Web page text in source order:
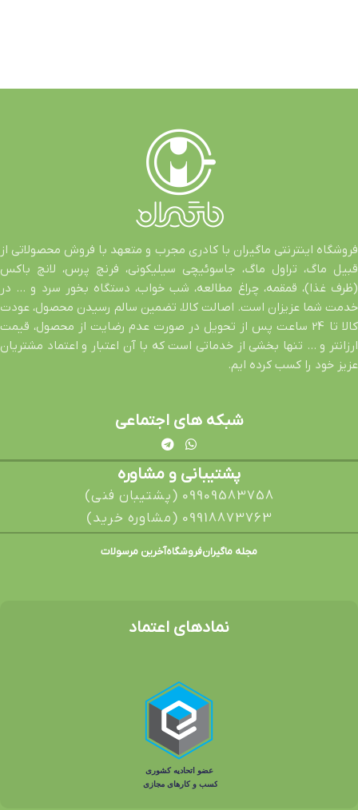
فروشگاه اینترنتی ماگیران با کادری مجرب و متعهد با فروش محصولاتی از
قبیل ماگ، تراول ماگ، جاسوئیچی سیلیکونی، فرنچ پرس، لانچ باکس
(ظرف غذا)، قمقمه، چراغ مطالعه، شب خواب، دستگاه بخور سرد و … در
خدمت شما عزیزان است. اصالت کالا، تضمین سالم رسیدن محصول، عودت
کالا تا 24 ساعت پس از تحویل در صورت عدم رضایت از محصول، قیمت
ارزانتر و … تنها بخشی از خدماتی است که با آن اعتبار و اعتماد مشتریان
عزیز خود را کسب کرده ایم.
شبکه های اجتماعی
پشتیبانی و مشاوره
09909583758 (پشتیبان فنی)
09918873763 (مشاوره خرید)
مجله ماگیرانفروشگاهآخرین مرسولات
نمادهای اعتماد